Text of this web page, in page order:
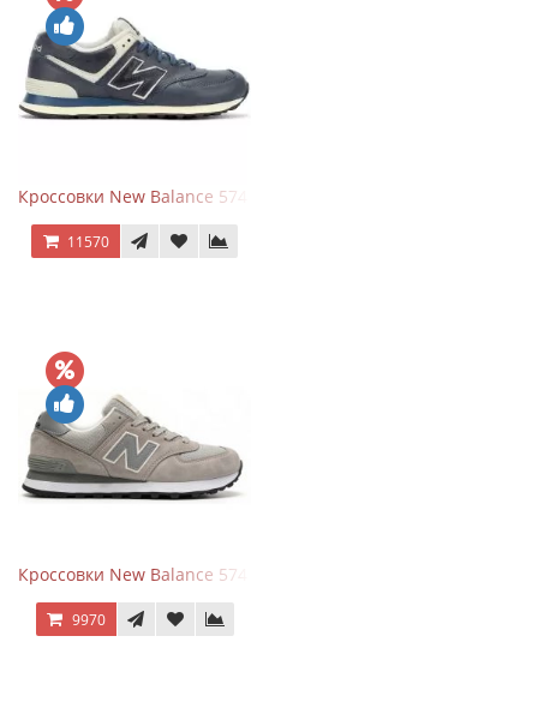
Кроссовки New Balance 574 Classic Blue White Leather
11570
Кроссовки New Balance 574 Silver Summer Fog
9970